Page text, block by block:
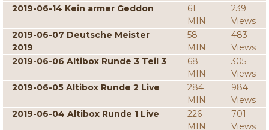
2019-06-14 Kein armer Geddon
61
MIN
239
Views
2019-06-07 Deutsche Meister
2019
58
MIN
483
Views
2019-06-06 Altibox Runde 3 Teil 3
68
MIN
305
Views
2019-06-05 Altibox Runde 2 Live
284
MIN
984
Views
2019-06-04 Altibox Runde 1 Live
226
MIN
701
Views